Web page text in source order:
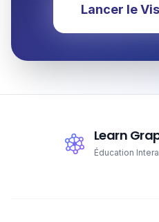
Lancer le
Learn
Éducation